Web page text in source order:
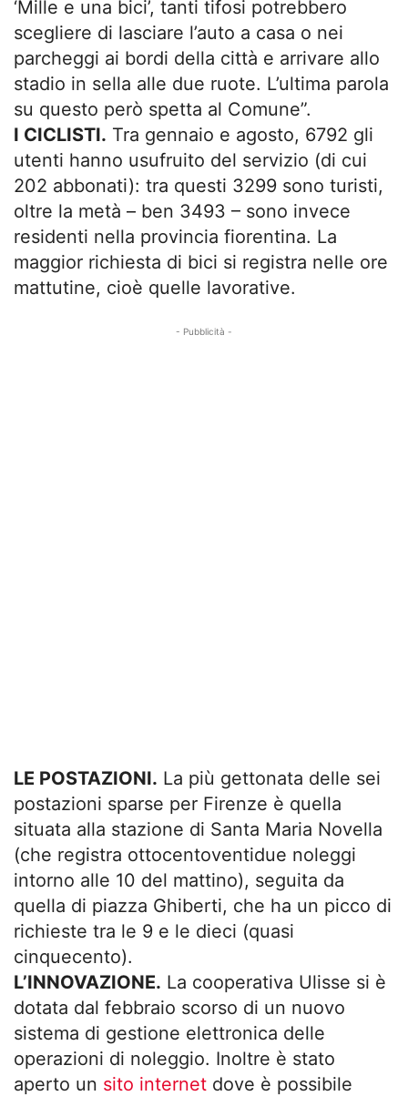
‘Mille e una bici’, tanti tifosi potrebbero
scegliere di lasciare l’auto a casa o nei
parcheggi ai bordi della città e arrivare allo
stadio in sella alle due ruote. L’ultima parola
su questo però spetta al Comune”.
I CICLISTI. Tra gennaio e agosto, 6792 gli
utenti hanno usufruito del servizio (di cui
202 abbonati): tra questi 3299 sono turisti,
oltre la metà – ben 3493 – sono invece
residenti nella provincia fiorentina. La
maggior richiesta di bici si registra nelle ore
mattutine, cioè quelle lavorative.
- Pubblicità -
LE POSTAZIONI. La più gettonata delle sei
postazioni sparse per Firenze è quella
situata alla stazione di Santa Maria Novella
(che registra ottocentoventidue noleggi
intorno alle 10 del mattino), seguita da
quella di piazza Ghiberti, che ha un picco di
richieste tra le 9 e le dieci (quasi
cinquecento).
L’INNOVAZIONE. La cooperativa Ulisse si è
dotata dal febbraio scorso di un nuovo
sistema di gestione elettronica delle
operazioni di noleggio. Inoltre è stato
aperto un sito internet dove è possibile